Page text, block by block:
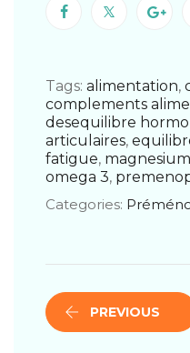
Tags: alimentation,
complements
desequilibre
articulaires,
fatigue, magnesium
omega 3,
Categories:
PREVIOUS